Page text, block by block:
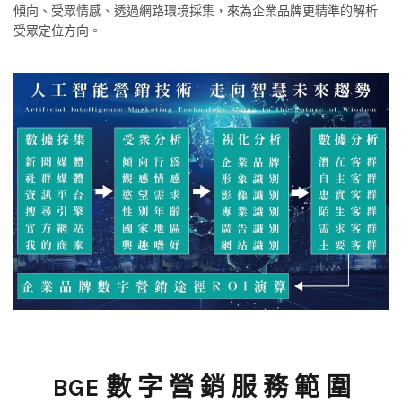
傾向、受眾情感、透過網路環境採集，來為企業品牌更精準的解析
受眾定位方向。
BGE 數 字 營 銷 服 務 範 圍